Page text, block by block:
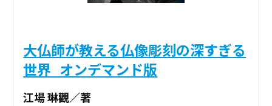
大仏師が教える仏像彫刻の深すぎる
世界_オンデマンド版
江場 琳觀／著